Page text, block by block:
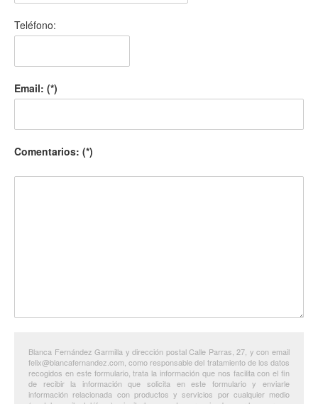
Teléfono:
Email: (*)
Comentarios: (*)
Blanca Fernández Garmilla y dirección postal Calle Parras, 27, y con email
felix@blancafernandez.com, como responsable del tratamiento de los datos
recogidos en este formulario, trata la información que nos facilita con el fin
de recibir la información que solicita en este formulario y enviarle
información relacionada con productos y servicios por cualquier medio